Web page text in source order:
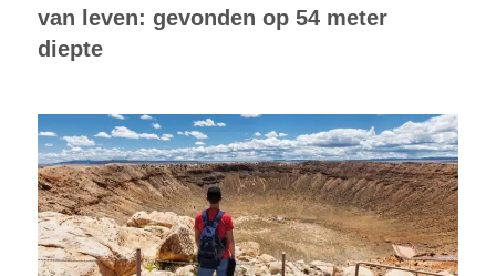
van leven: gevonden op 54 meter
diepte